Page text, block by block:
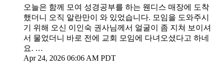
오늘은 함께 모여 성경공부를 하는 웬디스 매장에 도착
했더니 오직 알란만이 와 있었습니다. 모임을 도와주시
기 위해 오신 이인숙 권사님께서 얼굴이 좀 지쳐 보이셔
서 물었더니 바로 전에 교회 모임에 다녀오셨다고 하네
요. …
Apr 24, 2026 06:06 AM PDT